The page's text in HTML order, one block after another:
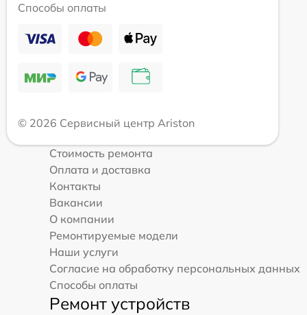
Способы оплаты
© 2026 Сервисный центр Ariston
Стоимость ремонта
Оплата и доставка
Контакты
Вакансии
О компании
Ремонтируемые модели
Наши услуги
Согласие на обработку персональных данных
Способы оплаты
Ремонт устройств